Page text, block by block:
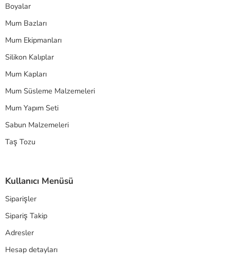
Boyalar
Mum Bazları
Mum Ekipmanları
Silikon Kalıplar
Mum Kapları
Mum Süsleme Malzemeleri
Mum Yapım Seti
Sabun Malzemeleri
Taş Tozu
Kullanıcı Menüsü
Siparişler
Sipariş Takip
Adresler
Hesap detayları